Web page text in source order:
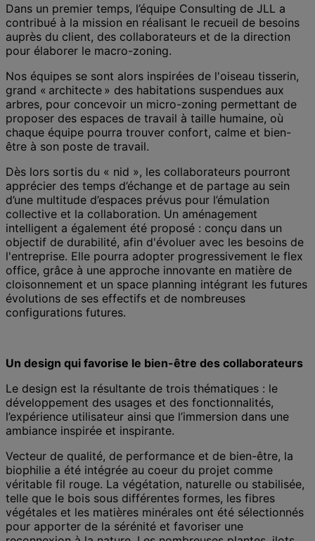
Dans un premier temps, l’équipe Consulting de JLL a
contribué à la mission en réalisant le recueil de besoins
auprès du client, des collaborateurs et de la direction
pour élaborer le macro-zoning.
Nos équipes se sont alors inspirées de l'oiseau tisserin,
grand « architecte » des habitations suspendues aux
arbres, pour concevoir un micro-zoning permettant de
proposer des espaces de travail à taille humaine, où
chaque équipe pourra trouver confort, calme et bien-
être à son poste de travail.
Dès lors sortis du « nid », les collaborateurs pourront
apprécier des temps d’échange et de partage au sein
d’une multitude d’espaces prévus pour l’émulation
collective et la collaboration. Un aménagement
intelligent a également été proposé : conçu dans un
objectif de durabilité, afin d'évoluer avec les besoins de
l'entreprise. Elle pourra adopter progressivement le flex
office, grâce à une approche innovante en matière de
cloisonnement et un space planning intégrant les futures
évolutions de ses effectifs et de nombreuses
configurations futures.
Un design qui favorise le bien-être des collaborateurs
Le design est la résultante de trois thématiques : le
développement des usages et des fonctionnalités,
l’expérience utilisateur ainsi que l’immersion dans une
ambiance inspirée et inspirante.
Vecteur de qualité, de performance et de bien-être, la
biophilie a été intégrée au coeur du projet comme
véritable fil rouge. La végétation, naturelle ou stabilisée,
telle que le bois sous différentes formes, les fibres
végétales et les matières minérales ont été sélectionnés
pour apporter de la sérénité et favoriser une